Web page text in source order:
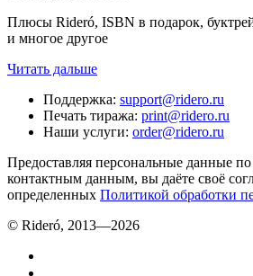
Плюсы Rideró, ISBN в подарок,
и многое другое
Читать дальше
Поддержка: support@ridero.ru
Печать тиража: print@ridero.ru
Наши услуги: order@ridero.ru
Предоставляя персональные данные
контактным данным, вы даёте своё
определенных Политикой обработки
© Rideró, 2013—2026